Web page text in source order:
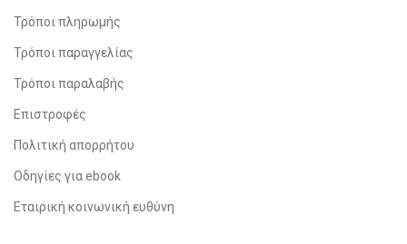
Τρόποι πληρωμής
Τρόποι παραγγελίας
Τρόποι παραλαβής
Επιστροφές
Πολιτική απορρήτου
Οδηγίες για ebook
Εταιρική κοινωνική ευθύνη